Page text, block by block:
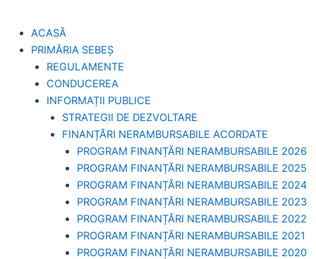
ACASĂ
PRIMĂRIA SEBEȘ
REGULAMENTE
CONDUCEREA
INFORMAȚII PUBLICE
STRATEGII DE DEZVOLTARE
FINANȚĂRI NERAMBURSABILE ACORDATE
PROGRAM FINANȚĂRI NERAMBURSABILE 2026
PROGRAM FINANȚĂRI NERAMBURSABILE 2025
PROGRAM FINANȚĂRI NERAMBURSABILE 2024
PROGRAM FINANȚĂRI NERAMBURSABILE 2023
PROGRAM FINANȚĂRI NERAMBURSABILE 2022
PROGRAM FINANȚĂRI NERAMBURSABILE 2021
PROGRAM FINANȚĂRI NERAMBURSABILE 2020